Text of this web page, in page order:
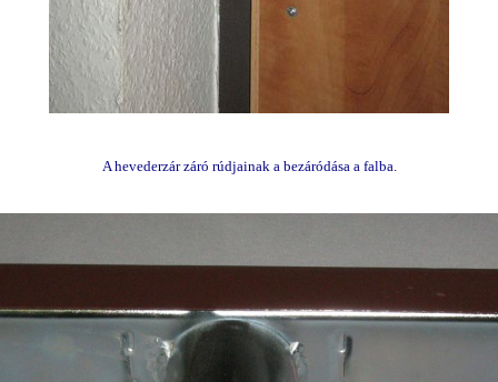
A hevederzár záró rúdjainak a bezáródása a falba.